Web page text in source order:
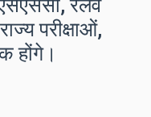
रेलवे
परीक्षाओं,
होंगे।